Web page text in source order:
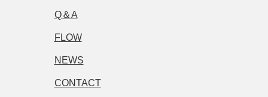
Q＆A
FLOW
NEWS
CONTACT